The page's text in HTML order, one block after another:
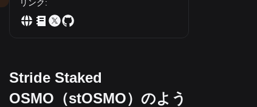
リンク:
Stride Staked
OSMO（stOSMO）のよう